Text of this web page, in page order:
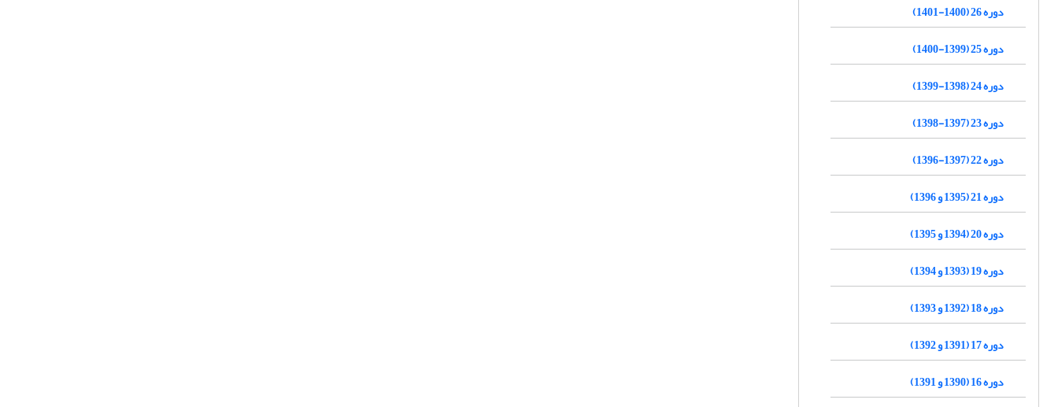
دوره 26 (1400-1401)
دوره 25 (1399-1400)
دوره 24 (1398-1399)
دوره 23 (1397-1398)
دوره 22 (1397-1396)
دوره 21 (1395 و 1396)
دوره 20 (1394 و 1395)
دوره 19 (1393 و 1394)
دوره 18 (1392 و 1393)
دوره 17 (1391 و 1392)
دوره 16 (1390 و 1391)